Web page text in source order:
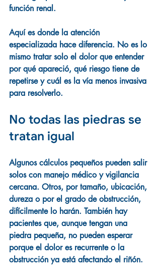
función renal.
Aquí es donde la atención
especializada hace diferencia. No es lo
mismo tratar solo el dolor que entender
por qué apareció, qué riesgo tiene de
repetirse y cuál es la vía menos invasiva
para resolverlo.
No todas las piedras se
tratan igual
Algunos cálculos pequeños pueden salir
solos con manejo médico y vigilancia
cercana. Otros, por tamaño, ubicación,
dureza o por el grado de obstrucción,
difícilmente lo harán. También hay
pacientes que, aunque tengan una
piedra pequeña, no pueden esperar
porque el dolor es recurrente o la
obstrucción ya está afectando el riñón.